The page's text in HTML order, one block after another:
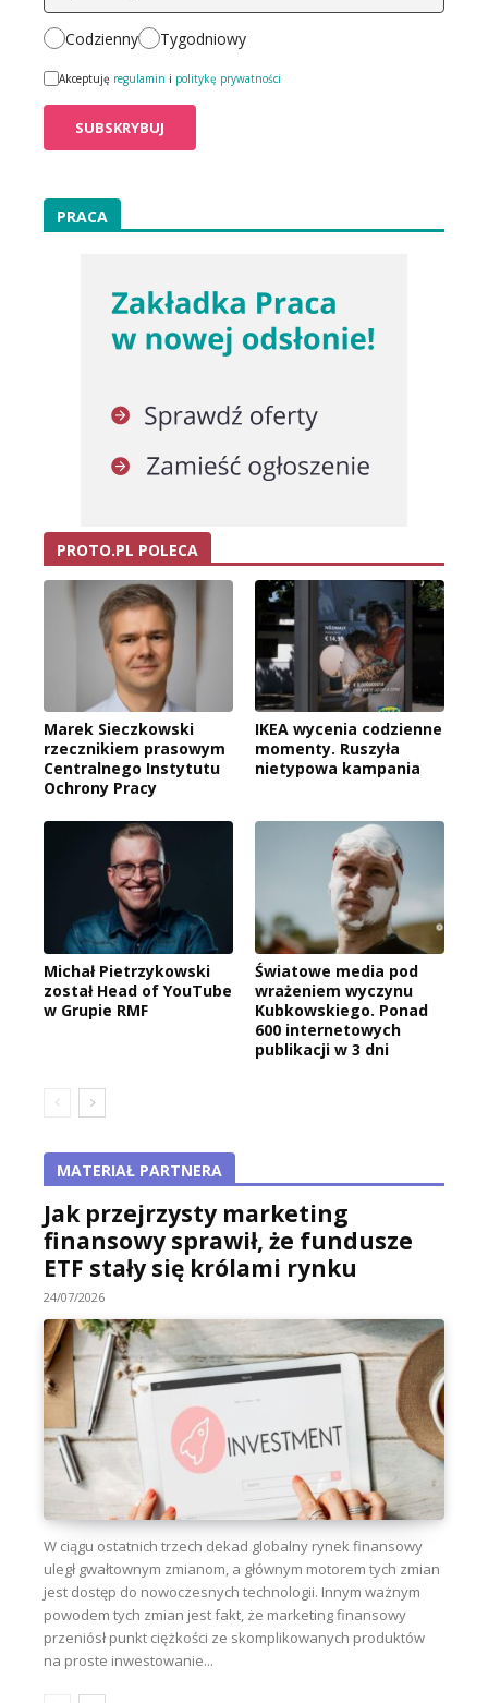
Codzienny Tygodniowy
Akceptuję regulamin i politykę prywatności
PRACA
PROTO.PL POLECA
Marek Sieczkowski
rzecznikiem prasowym
Centralnego Instytutu
Ochrony Pracy
IKEA wycenia codzienne
momenty. Ruszyła
nietypowa kampania
Michał Pietrzykowski
został Head of YouTube
w Grupie RMF
Światowe media pod
wrażeniem wyczynu
Kubkowskiego. Ponad
600 internetowych
publikacji w 3 dni
MATERIAŁ PARTNERA
Jak przejrzysty marketing
finansowy sprawił, że fundusze
ETF stały się królami rynku
24/07/2026
W ciągu ostatnich trzech dekad globalny rynek finansowy
uległ gwałtownym zmianom, a głównym motorem tych zmian
jest dostęp do nowoczesnych technologii. Innym ważnym
powodem tych zmian jest fakt, że marketing finansowy
przeniósł punkt ciężkości ze skomplikowanych produktów
na proste inwestowanie...